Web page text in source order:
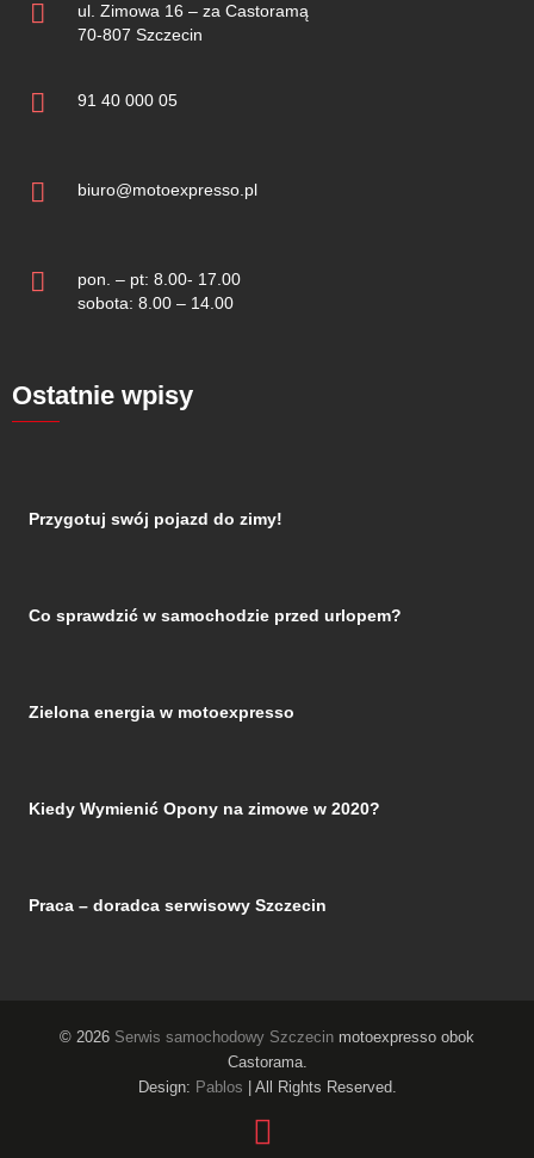
ul. Zimowa 16 – za Castoramą
70-807 Szczecin
91 40 000 05
biuro@motoexpresso.pl
pon. – pt: 8.00- 17.00
sobota: 8.00 – 14.00
Ostatnie wpisy
Przygotuj swój pojazd do zimy!
Co sprawdzić w samochodzie przed urlopem?
Zielona energia w motoexpresso
Kiedy Wymienić Opony na zimowe w 2020?
Praca – doradca serwisowy Szczecin
© 2026 Serwis samochodowy Szczecin motoexpresso obok
Castorama.
Design: Pablos | All Rights Reserved.